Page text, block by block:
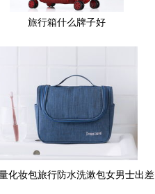
旅行箱什么牌子好
化妆包旅行防水洗漱包女男士出差